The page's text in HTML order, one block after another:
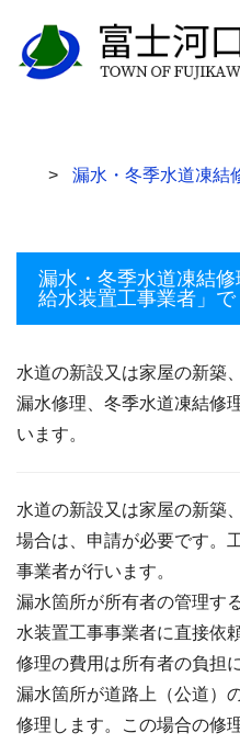
漏水・冬季水道凍結
漏水・冬季水道凍結
給水装置工事業者」で
水道の新設又は家屋の新築
漏水修理、冬季水道凍結修
います。
水道の新設又は家屋の新築
場合は、申請が必要です。
事業者が行います。
漏水箇所が所有者の管理す
水装置工事事業者に直接依
修理の費用は所有者の負担
漏水箇所が道路上（公道）
修理します。この場合の修